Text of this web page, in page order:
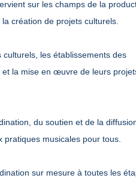
sur les champs de la
création de projets culturels.
les établissements des
et la mise en œuvre de leurs
du soutien et de la
musicales pour tous.
sur mesure à toutes les